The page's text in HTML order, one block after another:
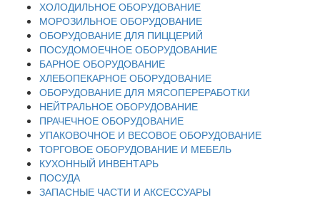
ХОЛОДИЛЬНОЕ ОБОРУДОВАНИЕ
МОРОЗИЛЬНОЕ ОБОРУДОВАНИЕ
ОБОРУДОВАНИЕ ДЛЯ ПИЦЦЕРИЙ
ПОСУДОМОЕЧНОЕ ОБОРУДОВАНИЕ
БАРНОЕ ОБОРУДОВАНИЕ
ХЛЕБОПЕКАРНОЕ ОБОРУДОВАНИЕ
ОБОРУДОВАНИЕ ДЛЯ МЯСОПЕРЕРАБОТКИ
НЕЙТРАЛЬНОЕ ОБОРУДОВАНИЕ
ПРАЧЕЧНОЕ ОБОРУДОВАНИЕ
УПАКОВОЧНОЕ И ВЕСОВОЕ ОБОРУДОВАНИЕ
ТОРГОВОЕ ОБОРУДОВАНИЕ И МЕБЕЛЬ
КУХОННЫЙ ИНВЕНТАРЬ
ПОСУДА
ЗАПАСНЫЕ ЧАСТИ И АКСЕССУАРЫ